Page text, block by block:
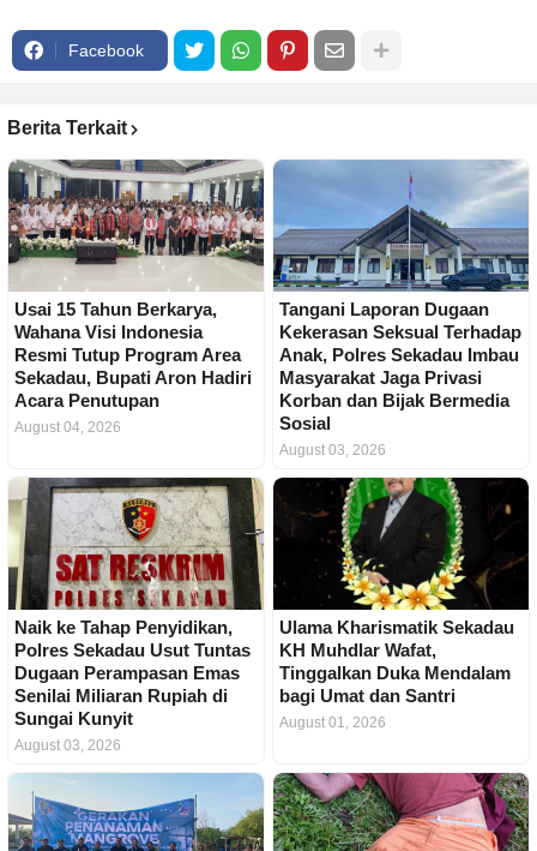
Facebook
Berita Terkait
Usai 15 Tahun Berkarya,
Wahana Visi Indonesia
Resmi Tutup Program Area
Sekadau, Bupati Aron Hadiri
Acara Penutupan
August 04, 2026
Tangani Laporan Dugaan
Kekerasan Seksual Terhadap
Anak, Polres Sekadau Imbau
Masyarakat Jaga Privasi
Korban dan Bijak Bermedia
Sosial
August 03, 2026
Naik ke Tahap Penyidikan,
Polres Sekadau Usut Tuntas
Dugaan Perampasan Emas
Senilai Miliaran Rupiah di
Sungai Kunyit
August 03, 2026
Ulama Kharismatik Sekadau
KH Muhdlar Wafat,
Tinggalkan Duka Mendalam
bagi Umat dan Santri
August 01, 2026